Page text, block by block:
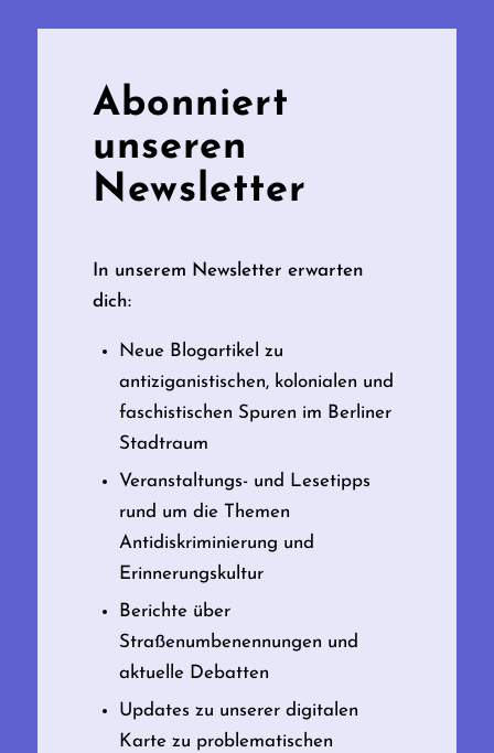
Abonniert
unseren
Newsletter
In unserem Newsletter erwarten
dich:
Neue Blogartikel zu
antiziganistischen, kolonialen und
faschistischen Spuren im Berliner
Stadtraum
Veranstaltungs- und Lesetipps
rund um die Themen
Antidiskriminierung und
Erinnerungskultur
Berichte über
Straßenumbenennungen und
aktuelle Debatten
Updates zu unserer digitalen
Karte zu problematischen